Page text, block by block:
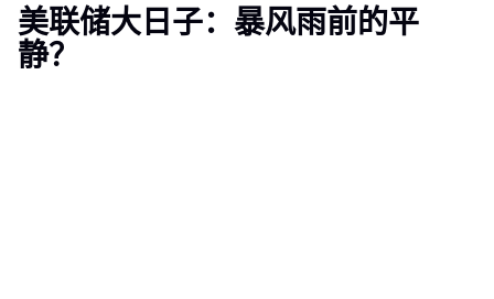
美联储大日子：暴风雨前的平
静？